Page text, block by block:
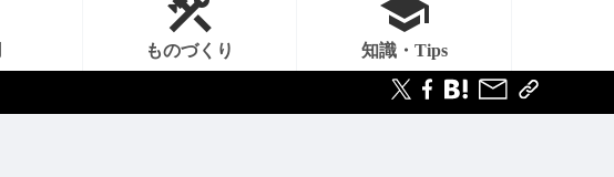
ものづくり 知識・Tips